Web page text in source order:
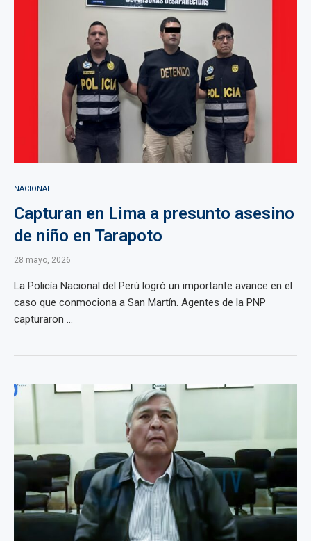
NACIONAL
Capturan en Lima a presunto asesino
de niño en Tarapoto
28 mayo, 2026
La Policía Nacional del Perú logró un importante avance en el
caso que conmociona a San Martín. Agentes de la PNP
capturaron ...